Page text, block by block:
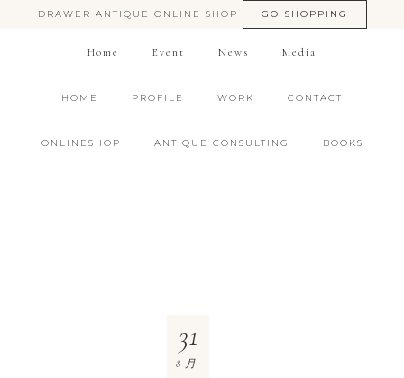
DRAWER ANTIQUE ONLINE SHOP GO SHOPPING
Home Event News Media
HOME PROFILE WORK CONTACT
ONLINESHOP ANTIQUE CONSULTING BOOKS
31
8月